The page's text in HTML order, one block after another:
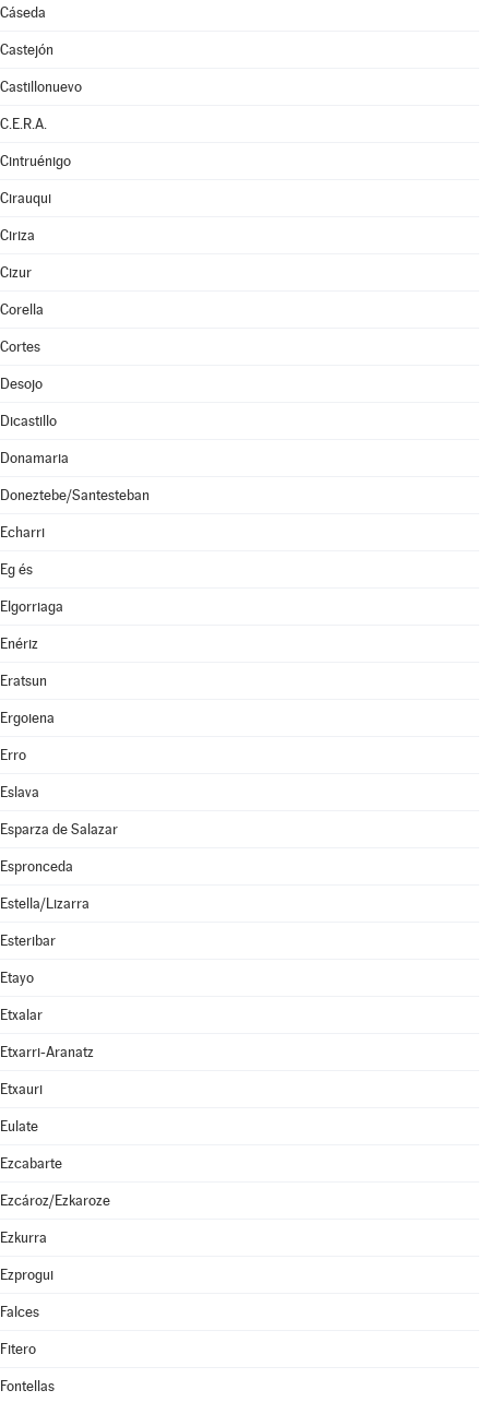
Cáseda
Castejón
Castillonuevo
C.E.R.A.
Cintruénigo
Cirauqui
Ciriza
Cizur
Corella
Cortes
Desojo
Dicastillo
Donamaria
Doneztebe/Santesteban
Echarri
Eg és
Elgorriaga
Enériz
Eratsun
Ergoiena
Erro
Eslava
Esparza de Salazar
Espronceda
Estella/Lizarra
Esteribar
Etayo
Etxalar
Etxarri-Aranatz
Etxauri
Eulate
Ezcabarte
Ezcároz/Ezkaroze
Ezkurra
Ezprogui
Falces
Fitero
Fontellas